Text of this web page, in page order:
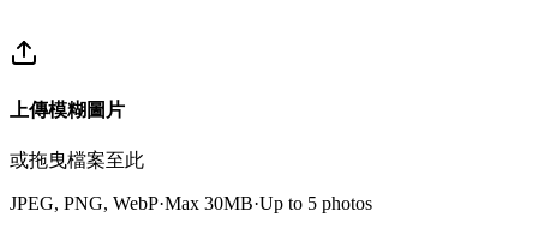
上傳模糊圖片
或拖曳檔案至此
JPEG, PNG, WebP·Max 30MB·Up to 5 photos